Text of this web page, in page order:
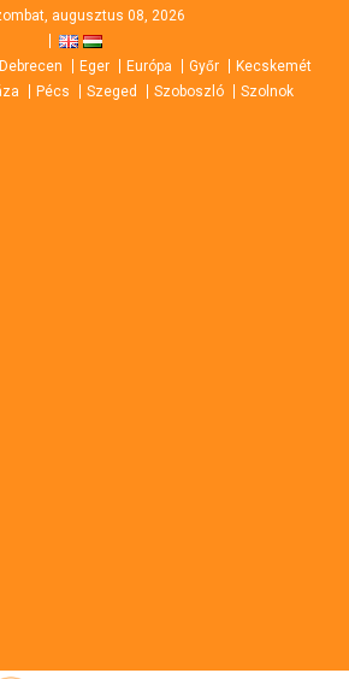
augusztus 08, 2026
Debrecen Eger Európa Győr
Kecskemét
Pécs Szeged Szoboszló Szolnok